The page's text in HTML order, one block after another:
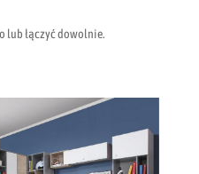
lub łączyć dowolnie.